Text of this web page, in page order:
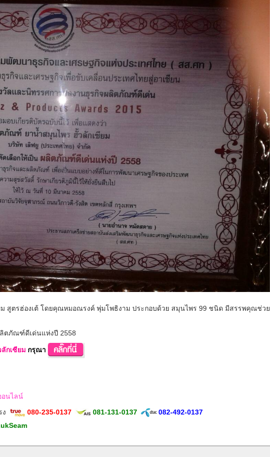
สูตรฮ่องเต้ โดยคุณหมอณรงค์ พุ่มโพธิงาม ประกอบด้วย สมุนไพร 99 ชนิด มีสรรพคุณช่วย
ลิตภัณฑ์ดีเด่นแห่งปี 2558
ลักเซียม กรุณา
อนไลน์
ง
080-235-0137 081-131-0137
082-492-0137